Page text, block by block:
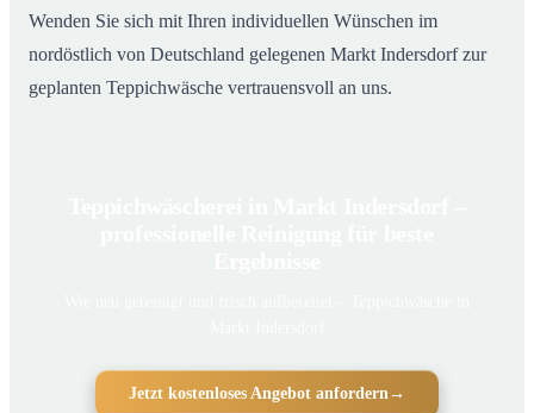
Wenden Sie sich mit Ihren individuellen Wünschen im
nordöstlich von Deutschland gelegenen Markt Indersdorf zur
geplanten Teppichwäsche vertrauensvoll an uns.
Jetzt kostenloses Angebot anfordern→